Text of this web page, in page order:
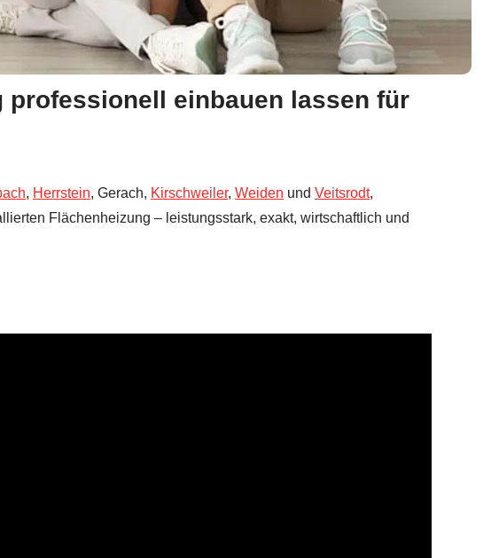
professionell einbauen lassen für
, Herrstein, Gerach, Kirschweiler, Weiden und Veitsrodt,
Flächenheizung – leistungsstark, exakt, wirtschaftlich und